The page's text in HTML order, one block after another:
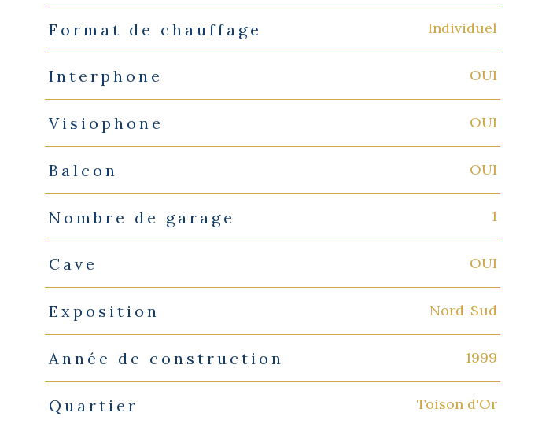
Format de chauffage Individuel
Interphone OUI
Visiophone OUI
Balcon OUI
Nombre de garage 1
Cave OUI
Exposition Nord-Sud
Année de construction 1999
Quartier Toison d'Or